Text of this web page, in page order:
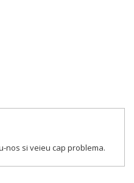
nos si veieu cap problema.